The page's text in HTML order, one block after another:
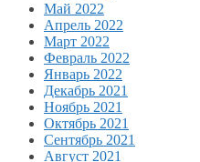
Май 2022
Апрель 2022
Март 2022
Февраль 2022
Январь 2022
Декабрь 2021
Ноябрь 2021
Октябрь 2021
Сентябрь 2021
Август 2021